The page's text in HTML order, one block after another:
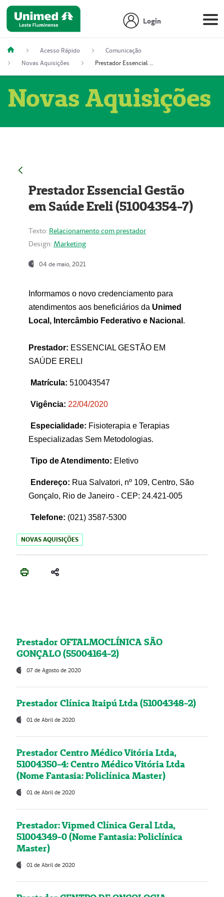
Login
Acesso Rápido
Comunicação
Novas Aquisições
Prestador Essencial Gestão em Saúde Ereli (51004354-7)
Novas Aquisições
Prestador Essencial Gestão
em Saúde Ereli (51004354-7)
Texto: Relacionamento com prestador
Design: Marketing
04 de maio, 2021
Informamos o novo credenciamento para
atendimentos aos beneficiários da Unimed
Local, Intercâmbio Federativo e Nacional .
Prestador: ESSENCIAL GESTÃO EM
SAÚDE ERELI
Matrícula: 510043547
Vigência: 22/04/2020
Especialidade: Fisioterapia e Terapias
Especializadas Sem Metodologias.
Tipo de Atendimento: Eletivo
Endereço: Rua Salvatori, nº 109, Centro, São
Gonçalo, Rio de Janeiro - CEP: 24.421-005
Telefone: (021) 3587-5300
NOVAS AQUISIÇÕES
Prestador OFTALMOCLÍNICA SÃO
GONÇALO (55004164-2)
07 de Agosto de 2020
Prestador Clínica Itaipú Ltda (51004348-2)
01 de Abril de 2020
Prestador Centro Médico Vitória Ltda,
51004350-4: Centro Médico Vitória Ltda
(Nome Fantasia: Policlínica Master)
01 de Abril de 2020
Prestador: Vipmed Clínica Geral Ltda,
51004349-0 (Nome Fantasia: Policlínica
Master)
01 de Abril de 2020